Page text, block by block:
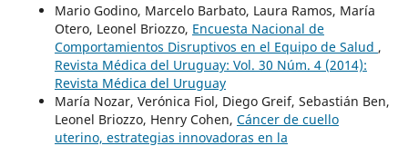
Mario Godino, Marcelo Barbato, Laura Ramos, María
Otero, Leonel Briozzo, Encuesta Nacional de
Comportamientos Disruptivos en el Equipo de Salud ,
Revista Médica del Uruguay: Vol. 30 Núm. 4 (2014):
Revista Médica del Uruguay
María Nozar, Verónica Fiol, Diego Greif, Sebastián Ben,
Leonel Briozzo, Henry Cohen, Cáncer de cuello
uterino, estrategias innovadoras en la